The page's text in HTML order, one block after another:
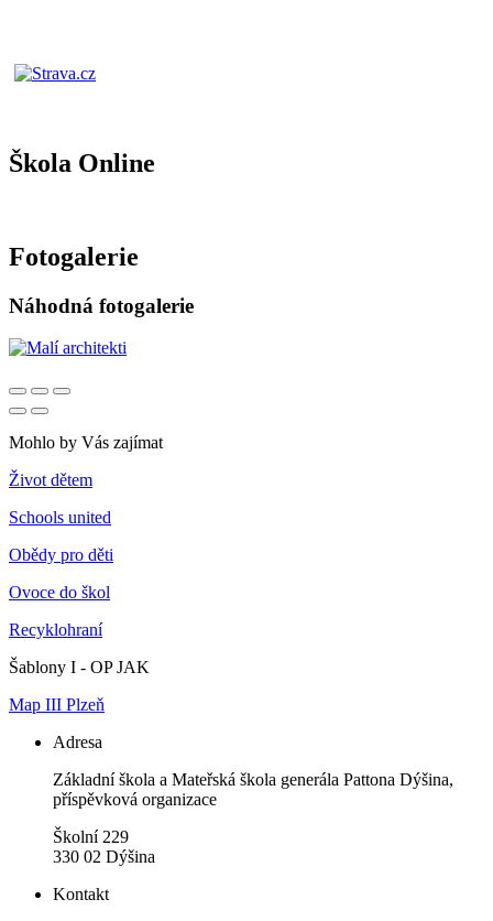
Škola Online
Fotogalerie
Náhodná fotogalerie
Mohlo by Vás zajímat
Život dětem
Schools united
Obědy pro děti
Ovoce do škol
Recyklohraní
Šablony I - OP JAK
Map III Plzeň
Adresa
Základní škola a Mateřská škola generála Pattona Dýšina,
příspěvková organizace
Školní 229
330 02 Dýšina
Kontakt